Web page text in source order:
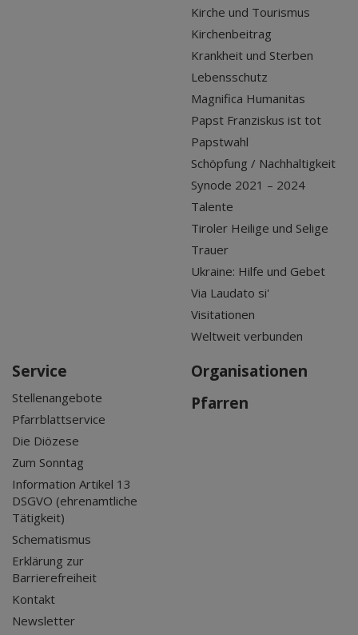
Kirche und Tourismus
Kirchenbeitrag
Krankheit und Sterben
Lebensschutz
Magnifica Humanitas
Papst Franziskus ist tot
Papstwahl
Schöpfung / Nachhaltigkeit
Synode 2021 – 2024
Talente
Tiroler Heilige und Selige
Trauer
Ukraine: Hilfe und Gebet
Via Laudato si'
Visitationen
Weltweit verbunden
Service
Stellenangebote
Pfarrblattservice
Die Diözese
Zum Sonntag
Information Artikel 13
DSGVO (ehrenamtliche
Tätigkeit)
Schematismus
Erklärung zur
Barrierefreiheit
Kontakt
Newsletter
Organisationen
Pfarren